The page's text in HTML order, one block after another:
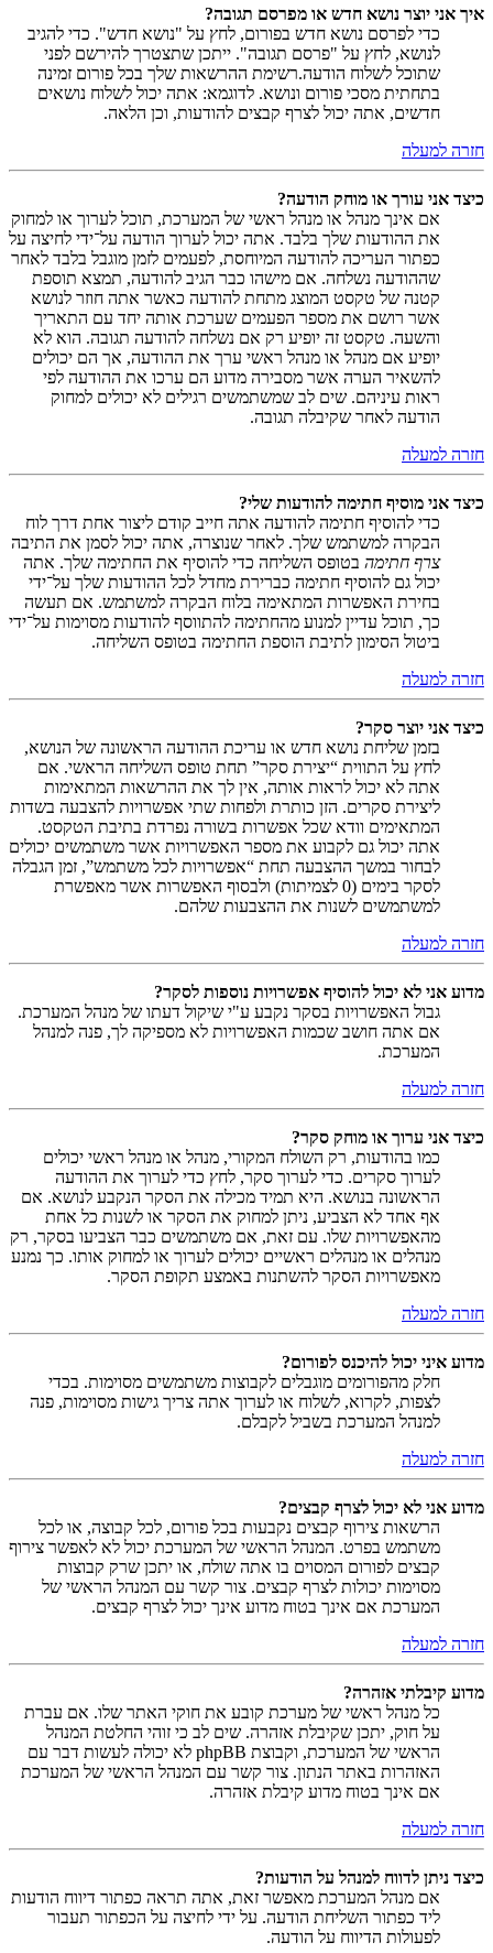
איך אני יוצר נושא חדש או מפרסם תגובה?
כדי לפרסם נושא חדש בפורום, לחץ על "נושא חדש". כדי להגיב
לנושא, לחץ על "פרסם תגובה". ייתכן שתצטרך להירשם לפני
שתוכל לשלוח הודעה.רשימת ההרשאות שלך בכל פורום זמינה
בתחתית מסכי פורום ונושא. לדוגמא: אתה יכול לשלוח נושאים
חדשים, אתה יכול לצרף קבצים להודעות, וכן הלאה.
חזרה למעלה
כיצד אני עורך או מוחק הודעה?
אם אינך מנהל או מנהל ראשי של המערכת, תוכל לערוך או למחוק
את ההודעות שלך בלבד. אתה יכול לערוך הודעה על־ידי לחיצה על
כפתור העריכה להודעה המיוחסת, לפעמים לזמן מוגבל בלבד לאחר
שההודעה נשלחה. אם מישהו כבר הגיב להודעה, תמצא תוספת
קטנה של טקסט המוצג מתחת להודעה כאשר אתה חוזר לנושא
אשר רושם את מספר הפעמים שערכת אותה יחד עם התאריך
והשעה. טקסט זה יופיע רק אם נשלחה להודעה תגובה. הוא לא
יופיע אם מנהל או מנהל ראשי ערך את ההודעה, אך הם יכולים
להשאיר הערה אשר מסבירה מדוע הם ערכו את ההודעה לפי
ראות עיניהם. שים לב שמשתמשים רגילים לא יכולים למחוק
הודעה לאחר שקיבלה תגובה.
חזרה למעלה
כיצד אני מוסיף חתימה להודעות שלי?
כדי להוסיף חתימה להודעה אתה חייב קודם ליצור אחת דרך לוח
הבקרה למשתמש שלך. לאחר שנוצרה, אתה יכול לסמן את התיבה
צרף חתימה בטופס השליחה כדי להוסיף את החתימה שלך. אתה
יכול גם להוסיף חתימה כברירת מחדל לכל ההודעות שלך על־ידי
בחירת האפשרות המתאימה בלוח הבקרה למשתמש. אם תעשה
כך, תוכל עדיין למנוע מהחתימה להתווסף להודעות מסוימות על־ידי
ביטול הסימון לתיבת הוספת החתימה בטופס השליחה.
חזרה למעלה
כיצד אני יוצר סקר?
בזמן שליחת נושא חדש או עריכת ההודעה הראשונה של הנושא,
לחץ על התווית “יצירת סקר” תחת טופס השליחה הראשי. אם
אתה לא יכול לראות אותה, אין לך את ההרשאות המתאימות
ליצירת סקרים. הזן כותרת ולפחות שתי אפשרויות להצבעה בשדות
המתאימים וודא שכל אפשרות בשורה נפרדת בתיבת הטקסט.
אתה יכול גם לקבוע את מספר האפשרויות אשר משתמשים יכולים
לבחור במשך ההצבעה תחת “אפשרויות לכל משתמש”, זמן הגבלה
לסקר בימים (0 לצמיתות) ולבסוף האפשרות אשר מאפשרת
למשתמשים לשנות את ההצבעות שלהם.
חזרה למעלה
מדוע אני לא יכול להוסיף אפשרויות נוספות לסקר?
גבול האפשרויות בסקר נקבע ע"י שיקול דעתו של מנהל המערכת.
אם אתה חושב שכמות האפשרויות לא מספיקה לך, פנה למנהל
המערכת.
חזרה למעלה
כיצד אני ערוך או מוחק סקר?
כמו בהודעות, רק השולח המקורי, מנהל או מנהל ראשי יכולים
לערוך סקרים. כדי לערוך סקר, לחץ כדי לערוך את ההודעה
הראשונה בנושא. היא תמיד מכילה את הסקר הנקבע לנושא. אם
אף אחד לא הצביע, ניתן למחוק את הסקר או לשנות כל אחת
מהאפשרויות שלו. עם זאת, אם משתמשים כבר הצביעו בסקר, רק
מנהלים או מנהלים ראשיים יכולים לערוך או למחוק אותו. כך נמנע
מאפשרויות הסקר להשתנות באמצע תקופת הסקר.
חזרה למעלה
מדוע איני יכול להיכנס לפורום?
חלק מהפורומים מוגבלים לקבוצות משתמשים מסוימות. בכדי
לצפות, לקרוא, לשלוח או לערוך אתה צריך גישות מסוימות, פנה
למנהל המערכת בשביל לקבלם.
חזרה למעלה
מדוע אני לא יכול לצרף קבצים?
הרשאות צירוף קבצים נקבעות בכל פורום, לכל קבוצה, או לכל
משתמש בפרט. המנהל הראשי של המערכת יכול לא לאפשר צירוף
קבצים לפורום המסוים בו אתה שולח, או יתכן שרק קבוצות
מסוימות יכולות לצרף קבצים. צור קשר עם המנהל הראשי של
המערכת אם אינך בטוח מדוע אינך יכול לצרף קבצים.
חזרה למעלה
מדוע קיבלתי אזהרה?
כל מנהל ראשי של מערכת קובע את חוקי האתר שלו. אם עברת
על חוק, יתכן שקיבלת אזהרה. שים לב כי זוהי החלטת המנהל
הראשי של המערכת, וקבוצת phpBB לא יכולה לעשות דבר עם
האזהרות באתר הנתון. צור קשר עם המנהל הראשי של המערכת
אם אינך בטוח מדוע קיבלת אזהרה.
חזרה למעלה
כיצד ניתן לדווח למנהל על הודעות?
אם מנהל המערכת מאפשר זאת, אתה תראה כפתור דיווח הודעות
ליד כפתור השליחת הודעה. על ידי לחיצה על הכפתור תעבור
לפעולות הדיווח על הודעה.